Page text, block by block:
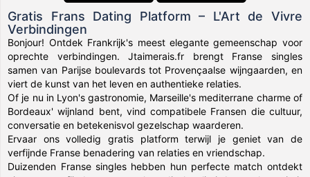
Gratis Frans Dating Platform – L'Art de Vivre
Verbindingen
Bonjour! Ontdek Frankrijk's meest elegante gemeenschap voor
oprechte verbindingen. Jtaimerais.fr brengt Franse singles
samen van Parijse boulevards tot Provençaalse wijngaarden, en
viert de kunst van het leven en authentieke relaties.
Of je nu in Lyon's gastronomie, Marseille's mediterrane charme of
Bordeaux' wijnland bent, vind compatibele Fransen die cultuur,
conversatie en betekenisvol gezelschap waarderen.
Ervaar ons volledig gratis platform terwijl je geniet van de
verfijnde Franse benadering van relaties en vriendschap.
Duizenden Franse singles hebben hun perfecte match ontdekt